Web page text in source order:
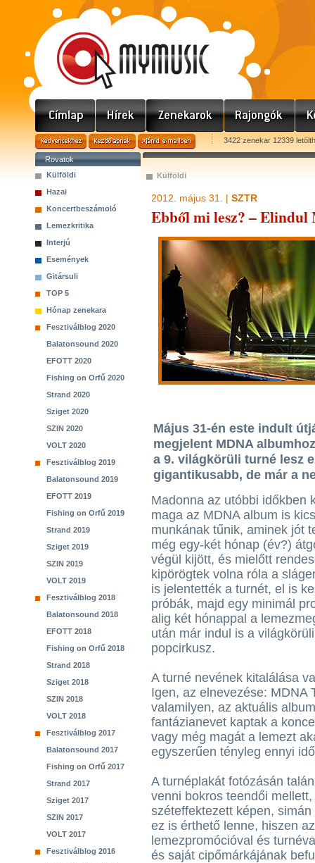
3422 zenekar 12339
Rovatok
Külföldi
Hazai
Koncertbeszámoló
Lemezkritika
Interjú
Események
Gitársuli
TOP 5
Hónap zenekara
Fesztiválblog 2020
Balatonsound 2020
EFOTT 2020
Fishing on Orfű 2020
Strand 2020
Sziget 2020
SZIN 2020
VOLT 2020
Fesztiválblog 2019
Balatonsound 2019
EFOTT 2019
Fishing on Orfű 2019
Strand 2019
Sziget 2019
SZIN 2019
VOLT 2019
Fesztiválblog 2018
Balatonsound 2018
EFOTT 2018
Fishing on Orfű 2018
Strand 2018
Sziget 2018
SZIN 2018
VOLT 2018
Fesztiválblog 2017
Balatonsound 2017
Fishing on Orfű 2017
Strand 2017
Sziget 2017
SZIN 2017
VOLT 2017
Fesztiválblog 2016
Külföldi
2012. május 31. | SZTR
Ebből mi lesz? –
Május 31-én este indult
megjelent MDNA
a 9. világkörüli turné lesz
gigantikusabb, de már a
Madonna az utóbbi időkben
maga az MDNA album is
munkának tűnik, aminek jót
még egy-két hónap (év?)
végül kijött, és mielőtt
kipörögtek volna róla a
is jelentették a turnét, el is
próbák, majd egy minimál
alig két hónappal a
után már indul is a világkörüli
popcirkusz.
A turné nevének kitalálása
Igen, az elnevezése: MDNA
valamilyen, az aktuális
fantázianevet kaptak a
vagy még magát a lemezt
egyszerűen tényleg ennyi
A turnéplakát fotózásán
venni bokros teendői
széteffektezett képen,
ez is érthető lenne, hiszen
lemezpromócióval és
és saját cipőmárkájának